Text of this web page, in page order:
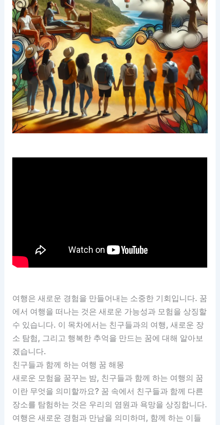
여행은 새로운 경험을 만들어내는 소중한 기회입니다. 꿈
에서 여행을 떠나는 것은 새로운 가능성과 모험을 상징할
수 있습니다. 이 목차에서는 친구들과의 여행, 새로운 장
소 탐험, 그리고 행복한 추억을 만드는 꿈에 대해 알아보
겠습니다.
친구들과 함께 하는 여행 꿈 해몽
새로운 모험을 꿈꾸는 밤, 친구들과 함께 하는 여행의 꿈
이란 무엇을 의미할까요? 꿈 속에서 친구들과 함께 다른
장소를 탐험하는 것은 우리의 염원과 욕망을 상징합니다.
여행은 새로운 경험과 만남을 의미하며, 함께 하는 이들